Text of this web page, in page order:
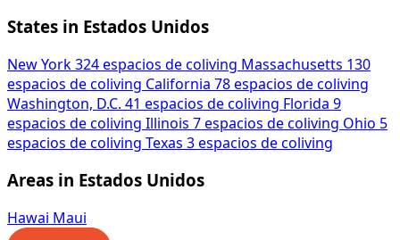
States in Estados Unidos
New York324 espacios de coliving Massachusetts 130
espacios de coliving California 78 espacios de coliving
Washington, D.C. 41 espacios de coliving Florida 9
espacios de coliving Illinois 7 espacios de coliving Ohio 5
espacios de coliving Texas 3 espacios de coliving
Areas in Estados Unidos
Hawai Maui